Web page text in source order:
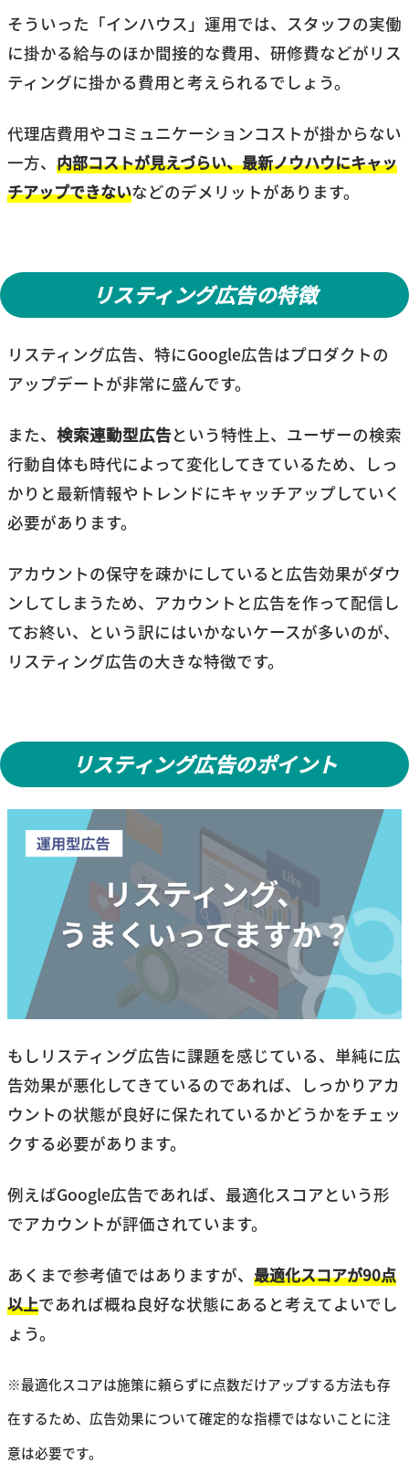
そういった「インハウス」運用では、スタッフの実働
に掛かる給与のほか間接的な費用、研修費などがリス
ティングに掛かる費用と考えられるでしょう。
代理店費用やコミュニケーションコストが掛からない
一方、 内部コストが見えづらい、最新ノウハウにキャッ
チアップできないなどのデメリットがあります。
リスティング広告の特徴
リスティング広告、特にGoogle広告はプロダクトの
アップデートが非常に盛んです。
また、 検索連動型広告という特性上、ユーザーの検索
行動自体も時代によって変化してきているため、しっ
かりと最新情報やトレンドにキャッチアップしていく
必要があります。
アカウントの保守を疎かにしていると広告効果がダウ
ンしてしまうため、アカウントと広告を作って配信し
てお終い、という訳にはいかないケースが多いのが、
リスティング広告の大きな特徴です。
リスティング広告のポイント
もしリスティング広告に課題を感じている、単純に広
告効果が悪化してきているのであれば、しっかりアカ
ウントの状態が良好に保たれているかどうかをチェッ
クする必要があります。
例えばGoogle広告であれば、最適化スコアという形
でアカウントが評価されています。
あくまで参考値ではありますが、 最適化スコアが90点
以上であれば概ね良好な状態にあると考えてよいでし
ょう。
※最適化スコアは施策に頼らずに点数だけアップする方法も存
在するため、広告効果について確定的な指標ではないことに注
意は必要です。